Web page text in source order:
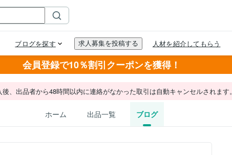
会員登録で10％割引クーポンを獲得！
、出品者から48時間以内に連絡がなかった取引は自動キャンセルされます。
ホーム 出品一覧 ブログ